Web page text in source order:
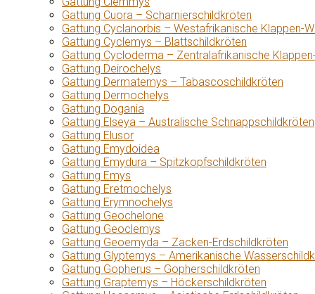
Gattung Cuora – Scharnierschildkröten
Gattung Cyclanorbis – Westafrikanische Klappen-
Gattung Cyclemys – Blattschildkröten
Gattung Cycloderma – Zentralafrikanische
Gattung Deirochelys
Gattung Dermatemys – Tabascoschildkröten
Gattung Dermochelys
Gattung Dogania
Gattung Elseya – Australische Schnappschildkröten
Gattung Elusor
Gattung Emydoidea
Gattung Emydura – Spitzkopfschildkröten
Gattung Emys
Gattung Eretmochelys
Gattung Erymnochelys
Gattung Geochelone
Gattung Geoclemys
Gattung Geoemyda – Zacken-Erdschildkröten
Gattung Glyptemys – Amerikanische
Gattung Gopherus – Gopherschildkröten
Gattung Graptemys – Höckerschildkröten